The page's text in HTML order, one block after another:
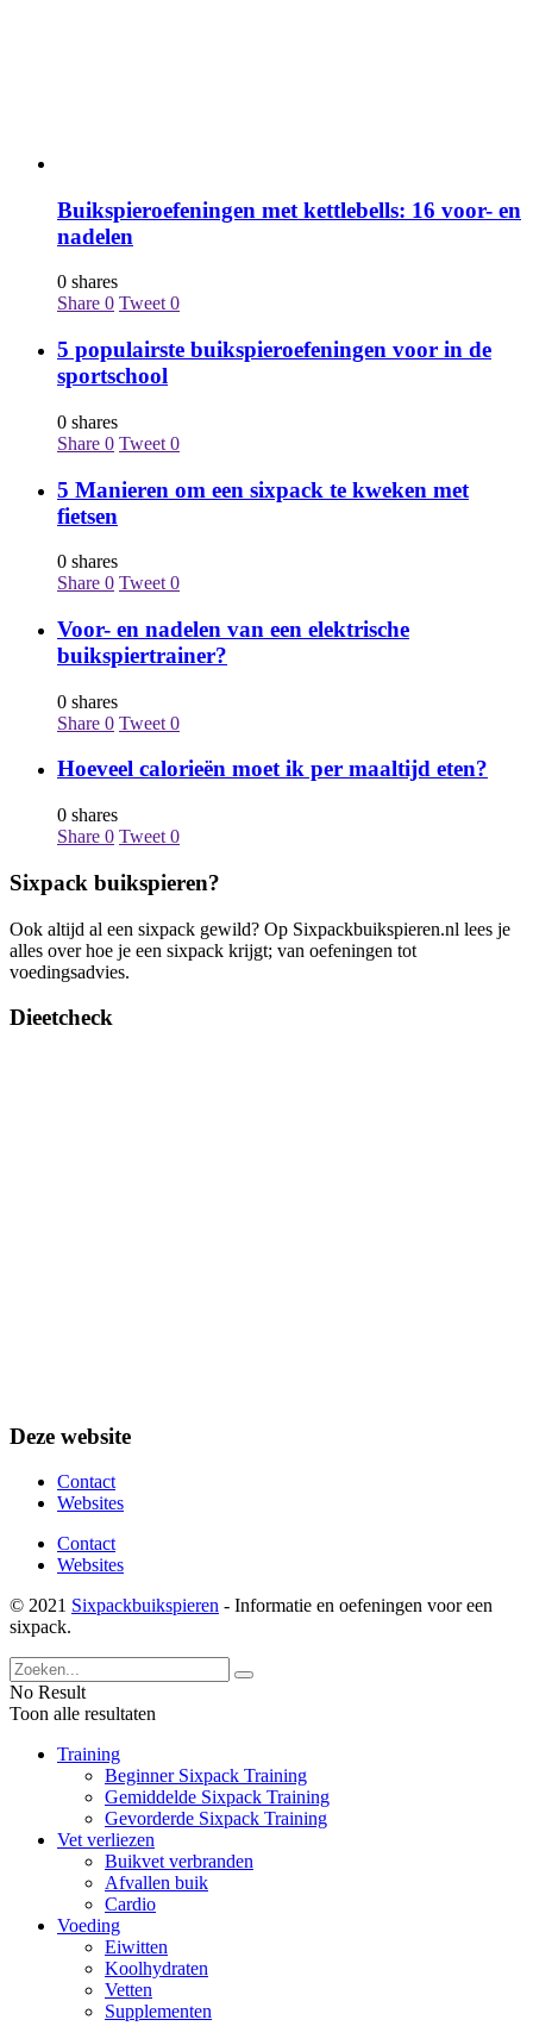
Buikspieroefeningen met kettlebells: 16 voor- en
nadelen
0 shares
Share 0 Tweet 0
5 populairste buikspieroefeningen voor in de
sportschool
0 shares
Share 0 Tweet 0
5 Manieren om een sixpack te kweken met
fietsen
0 shares
Share 0 Tweet 0
Voor- en nadelen van een elektrische
buikspiertrainer?
0 shares
Share 0 Tweet 0
Hoeveel calorieën moet ik per maaltijd eten?
0 shares
Share 0 Tweet 0
Sixpack buikspieren?
Ook altijd al een sixpack gewild? Op Sixpackbuikspieren.nl lees je
alles over hoe je een sixpack krijgt; van oefeningen tot
voedingsadvies.
Dieetcheck
Deze website
Contact
Websites
Contact
Websites
© 2021 Sixpackbuikspieren - Informatie en oefeningen voor een
sixpack.
No Result
Toon alle resultaten
Training
Beginner Sixpack Training
Gemiddelde Sixpack Training
Gevorderde Sixpack Training
Vet verliezen
Buikvet verbranden
Afvallen buik
Cardio
Voeding
Eiwitten
Koolhydraten
Vetten
Supplementen